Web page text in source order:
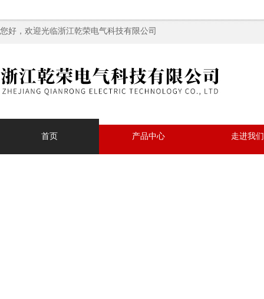
您好，欢迎光临浙江乾荣电气科技有限公司
首页 产品中心 走进我们